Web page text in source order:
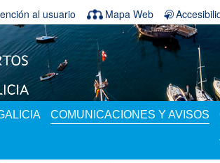
al usuario Mapa Web
COMUNICACIONES Y AVISOS